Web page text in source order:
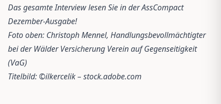
Das gesamte Interview lesen Sie in der AssCompact
Dezember-Ausgabe!
Foto oben: Christoph Mennel, Handlungsbevollmächtigter
bei der Wälder Versicherung Verein auf Gegenseitigkeit
(VaG)
Titelbild: ©ilkercelik – stock.adobe.com